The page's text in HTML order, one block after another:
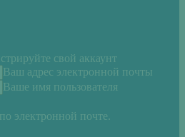
свой аккаунт
Ваш адрес электронной почты
Ваше имя пользователя
электронной почте.